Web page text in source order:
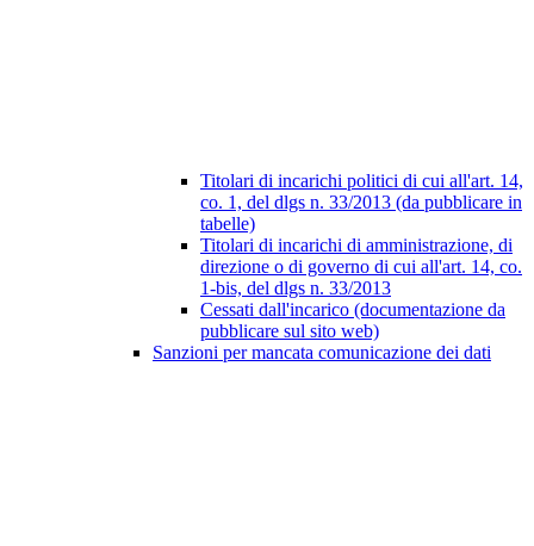
Titolari di incarichi politici di cui all'art. 14,
co. 1, del dlgs n. 33/2013 (da pubblicare in
tabelle)
Titolari di incarichi di amministrazione, di
direzione o di governo di cui all'art. 14, co.
1-bis, del dlgs n. 33/2013
Cessati dall'incarico (documentazione da
pubblicare sul sito web)
Sanzioni per mancata comunicazione dei dati